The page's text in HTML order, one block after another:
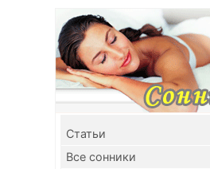
Cтатьи
Все сонники